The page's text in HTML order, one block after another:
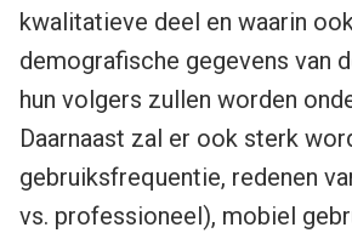
kwalitatieve deel en waarin
demografische gegevens van
hun volgers zullen worden
Daarnaast zal er ook sterk
gebruiksfrequentie, redenen
vs. professioneel), mobiel